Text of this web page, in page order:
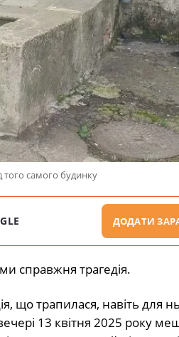
того самого будинку
ДОДАТИ
справжня трагедія.
що трапилася, навіть для
13 квітня 2025 року